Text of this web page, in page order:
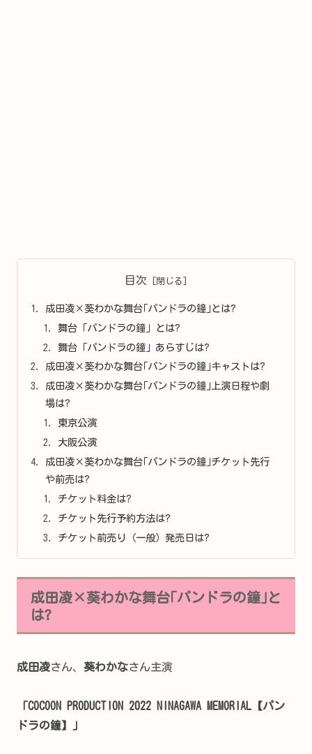
目次
成田凌×葵わかな舞台｢パンドラの鐘｣とは?
舞台「パンドラの鐘」とは?
舞台「パンドラの鐘」あらすじは?
成田凌×葵わかな舞台｢パンドラの鐘｣キャストは?
成田凌×葵わかな舞台｢パンドラの鐘｣上演日程や劇
場は?
東京公演
大阪公演
成田凌×葵わかな舞台｢パンドラの鐘｣チケット先行
や前売は?
チケット料金は?
チケット先行予約方法は?
チケット前売り（一般）発売日は?
成田凌×葵わかな舞台｢パンドラの鐘｣と
は?
成田凌さん、 葵わかなさん主演
「COCOON PRODUCTION 2022 NINAGAWA MEMORIAL【パン
ドラの鐘】」